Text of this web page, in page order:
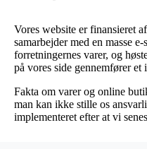
Vores website er finansieret
samarbejder med en masse
forretningernes varer, og
på vores side gennemfører et
Fakta om varer og online
man kan ikke stille os
implementeret efter at vi